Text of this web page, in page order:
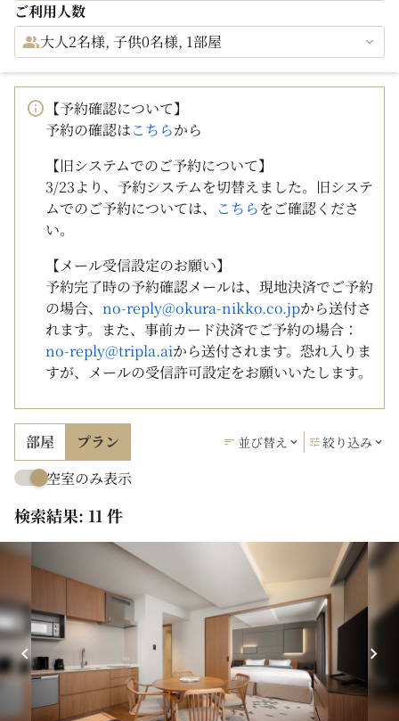
ご利用人数
大人2名様, 子供0名様, 1部屋
【予約確認について】
予約の確認はこちらから
【旧システムでのご予約について】
3/23より、予約システムを切替えました。旧システ
ムでのご予約については、
こちらをご確認くださ
い。
【メール受信設定のお願い】
予約完了時の予約確認メールは、現地決済でご予約
の場合、 no-reply@okura-nikko.co.jpから送付さ
れます。また、事前カード決済でご予約の場合：
no-reply@tripla.aiから送付されます。恐れ入りま
すが、メールの受信許可設定をお願いいたします。
部屋 プラン 並び替え 絞り込み
空室のみ表示
検索結果: 11 件